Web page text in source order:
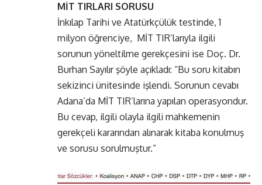
MİT TIRLARI SORUSU
İnkılap Tarihi ve Atatürkçülük testinde, 1
milyon öğrenciye, MİT TIR’larıyla ilgili
sorunun yöneltilme gerekçesini ise Doç. Dr.
Burhan Sayılır şöyle açıkladı: “Bu soru kitabın
sekizinci ünitesinde işlendi. Sorunun cevabı
Adana’da MİT TIR’larına yapılan operasyondur.
Bu cevap, ilgili olayla ilgili mahkemenin
gerekçeli kararından alınarak kitaba konulmuş
ve sorusu sorulmuştur.”